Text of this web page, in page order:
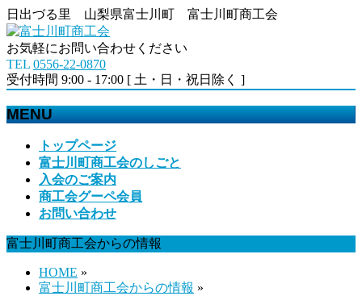
日出づる里 山梨県富士川町 富士川町商工会
お気軽にお問い合わせください
TEL 0556-22-0870
受付時間 9:00 - 17:00 [ 土・日・祝日除く ]
MENU
ば
トップページ
富士川町商工会のしごと
入会のご案内
商工会グーペ会員
お問い合わせ
富士川町商工会からの情報
HOME »
富士川町商工会からの情報 »